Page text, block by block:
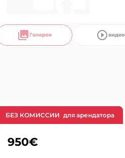
collections Галерея play_circle_outlineвидео
950€
БЕЗ КОМИССИИ для арендатора